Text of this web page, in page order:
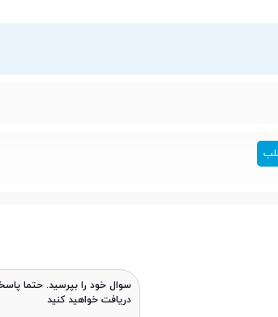
سوال خود را بپرسید. حتما
دریافت خواهید کنید